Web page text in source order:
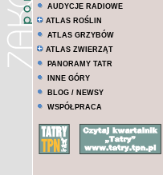
AUDYCJE RADIOWE
ATLAS ROŚLIN
ATLAS GRZYBÓW
ATLAS ZWIERZĄT
PANORAMY TATR
INNE GÓRY
BLOG / NEWSY
WSPÓŁPRACA